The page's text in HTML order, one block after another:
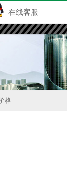
格
在线客服